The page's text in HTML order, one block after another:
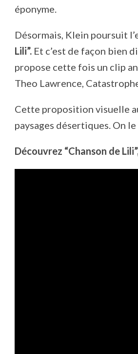
éponyme.
Désormais, Klein poursuit
Lili”. Et c’est de façon bien
propose cette fois un clip
Theo Lawrence,
Cette proposition visuelle
paysages désertiques. On
Découvrez “Chanson de